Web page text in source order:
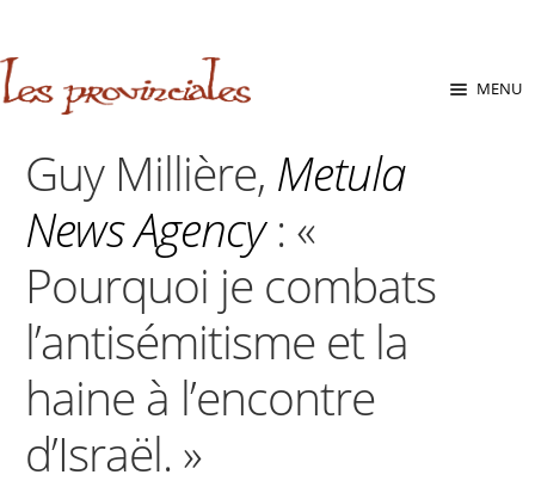
Aller
à
navigation
Aller
au
MENU
Guy Millière, Metula
News Agency: «
Pourquoi je combats
l’antisémitisme et la
haine à l’encontre
d’Israël. »